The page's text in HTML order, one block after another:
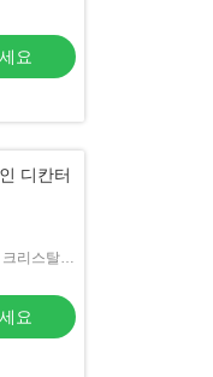
요
디칸터
리스탈
요